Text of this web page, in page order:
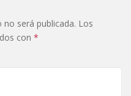
será publicada. Los
con *